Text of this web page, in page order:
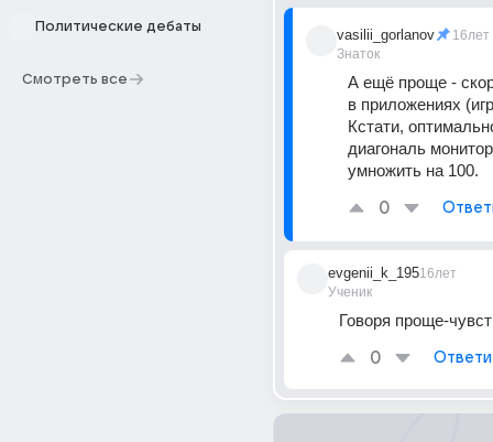
Политические дебаты
Смотреть все
vasilii_gorlanov
Знаток
16лет
А ещё проще -
в приложениях
Кстати,
диагональ
умножить на 100.
0
evgenii_k_195
Ученик
16лет
Говоря проще-
0